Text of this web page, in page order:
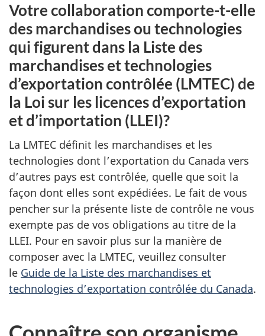
Votre collaboration comporte-t-elle
des marchandises ou technologies
qui figurent dans la Liste des
marchandises et technologies
d’exportation contrôlée (LMTEC) de
la Loi sur les licences d’exportation
et d’importation (LLEI)?
La LMTEC définit les marchandises et les
technologies dont l’exportation du Canada vers
d’autres pays est contrôlée, quelle que soit la
façon dont elles sont expédiées. Le fait de vous
pencher sur la présente liste de contrôle ne vous
exempte pas de vos obligations au titre de la
LLEI. Pour en savoir plus sur la manière de
composer avec la LMTEC, veuillez consulter
le Guide de la Liste des marchandises et
technologies d’exportation contrôlée du Canada.